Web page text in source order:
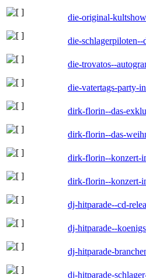
die-original-
die-schlagerpiloten--
die-trovatos--
die-vatertags-party-
dirk-florin--das-
dirk-florin--das-
dirk-florin--konzert-
dirk-florin--konzert-
dj-hitparade--cd-
dj-hitparade--
dj-hitparade-
dj-hitparade-